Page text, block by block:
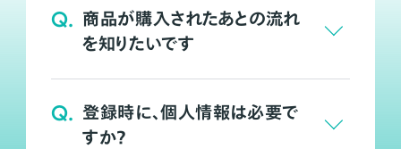
Q. 商品が購入されたあとの流れ
を知りたいです
Q. 登録時に、個人情報は必要で
すか？